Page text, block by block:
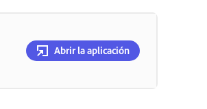
Abrir la aplicación